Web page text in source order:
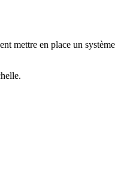
mettre en place un